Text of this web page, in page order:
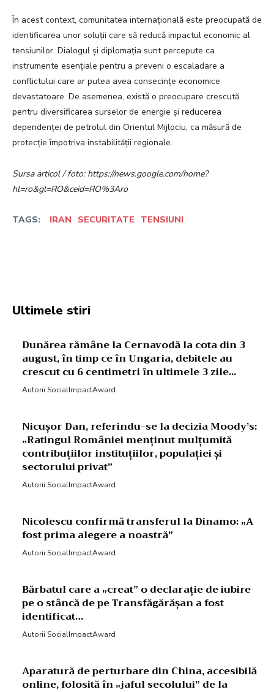
În acest context, comunitatea internațională este preocupată de
identificarea unor soluții care să reducă impactul economic al
tensiunilor. Dialogul și diplomația sunt percepute ca
instrumente esențiale pentru a preveni o escaladare a
conflictului care ar putea avea consecințe economice
devastatoare. De asemenea, există o preocupare crescută
pentru diversificarea surselor de energie și reducerea
dependenței de petrolul din Orientul Mijlociu, ca măsură de
protecție împotriva instabilității regionale.
Sursa articol / foto: https://news.google.com/home?
hl=ro&gl=RO&ceid=RO%3Aro
TAGS: IRAN SECURITATE TENSIUNI
Ultimele stiri
Dunărea rămâne la Cernavodă la cota din 3
august, în timp ce în Ungaria, debitele au
crescut cu 6 centimetri în ultimele 3 zile...
Autorii SocialImpactAward
Nicușor Dan, referindu-se la decizia Moody’s:
„Ratingul României menținut mulțumită
contribuțiilor instituțiilor, populației și
sectorului privat”
Autorii SocialImpactAward
Nicolescu confirmă transferul la Dinamo: „A
fost prima alegere a noastră”
Autorii SocialImpactAward
Bărbatul care a „creat” o declarație de iubire
pe o stâncă de pe Transfăgărășan a fost
identificat…
Autorii SocialImpactAward
Aparatură de perturbare din China, accesibilă
online, folosită în „jaful secolului” de la